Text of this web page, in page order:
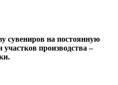
сувениров на постоянную
участков производства –